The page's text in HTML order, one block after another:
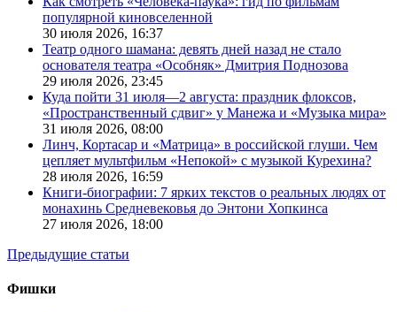
популярной киновселенной
30 июля 2026, 16:37
Театр одного шамана: девять дней назад не стало
основателя театра «Особняк» Дмитрия Поднозова
29 июля 2026, 23:45
Куда пойти 31 июля—2 августа: праздник флоксов,
«Пространственный сдвиг» у Манежа и «Музыка мира»
31 июля 2026, 08:00
Линч, Кортасар и «Матрица» в российской глуши. Чем
цепляет мультфильм «Непокой» с музыкой Курехина?
28 июля 2026, 16:59
Книги-биографии: 7 ярких текстов о реальных людях от
монахинь Средневековья до Энтони Хопкинса
27 июля 2026, 18:00
Предыдущие статьи
Фишки